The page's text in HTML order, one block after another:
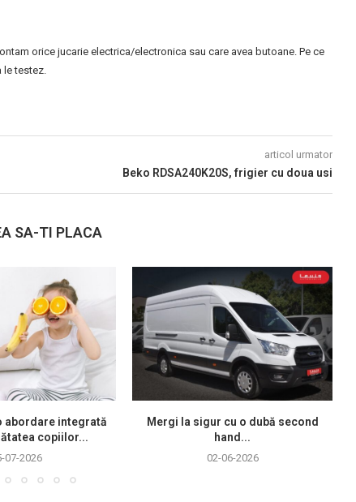
orice jucarie electrica/electronica sau care avea butoane. Pe ce
le testez.
articol urmator
Beko RDSA240K20S, frigier cu doua usi
SA-TI PLACA
abordare integrată
copiilor...
07-2026
Mergi la sigur cu o dubă second
hand...
02-06-2026